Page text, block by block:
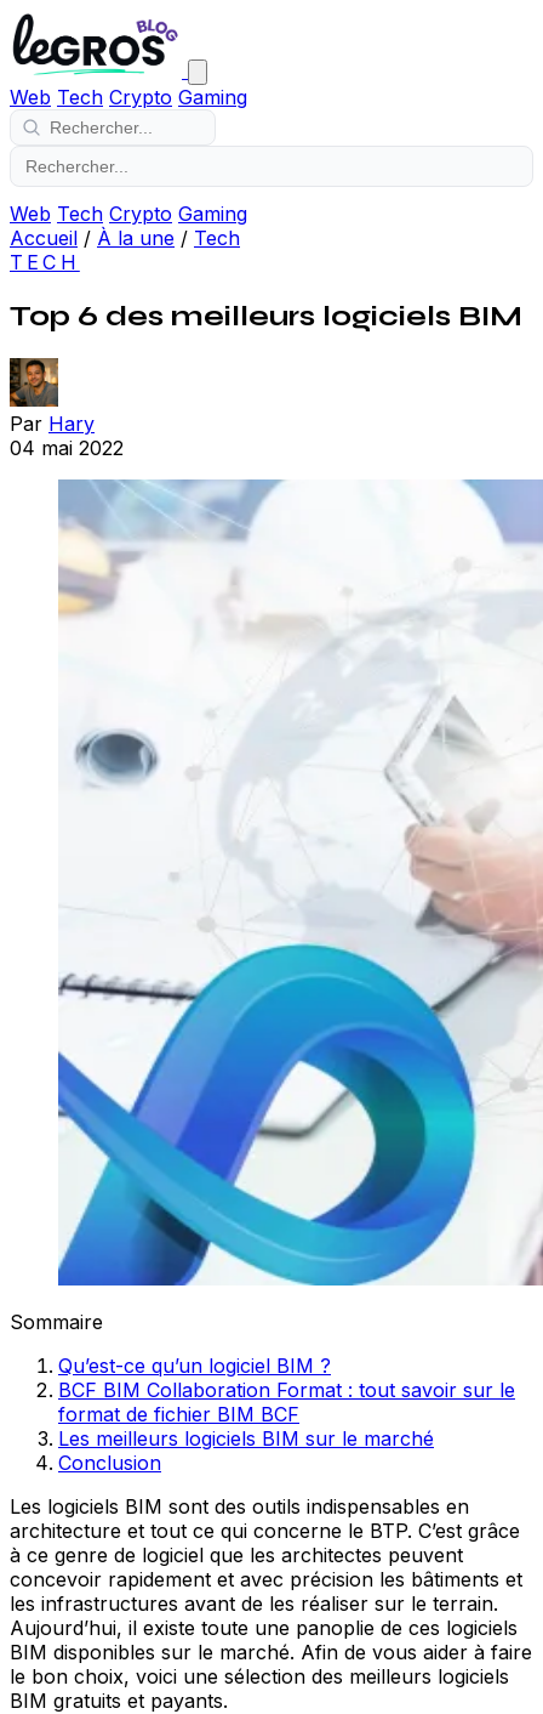
Web Tech Crypto Gaming
Web Tech Crypto Gaming
Accueil / À la une / Tech
TECH
Top 6 des meilleurs logiciels BIM
Par Hary
04 mai 2022
Sommaire
Qu’est-ce qu’un logiciel BIM ?
BCF BIM Collaboration Format : tout savoir sur le
format de fichier BIM BCF
Les meilleurs logiciels BIM sur le marché
Conclusion
Les logiciels BIM sont des outils indispensables en
architecture et tout ce qui concerne le BTP. C’est grâce
à ce genre de logiciel que les architectes peuvent
concevoir rapidement et avec précision les bâtiments et
les infrastructures avant de les réaliser sur le terrain.
Aujourd’hui, il existe toute une panoplie de ces logiciels
BIM disponibles sur le marché. Afin de vous aider à faire
le bon choix, voici une sélection des meilleurs logiciels
BIM gratuits et payants.